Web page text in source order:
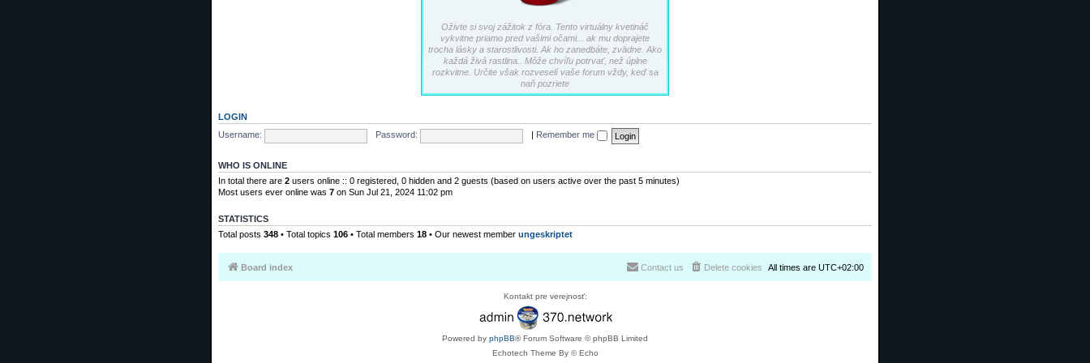
Oživte si svoj zážitok z fóra. Tento virtuálny kvetináč
vykvitne priamo pred vašimi očami... ak mu doprajete
trocha lásky a starostlivosti. Ak ho zanedbáte, zvädne. Ako
každá živá rastlina.. Môže chvíľu potrvať, než úplne
rozkvitne. Určite však rozveselí vaše forum vždy, keď sa
naň pozriete
LOGIN
Username:
Password: Remember me
WHO IS ONLINE
In total there are 2 users online :: 0 registered, 0 hidden and 2 guests (based on users active over the past 5 minutes)
Most users ever online was 7 on Sun Jul 21, 2024 11:02 pm
STATISTICS
Total posts 348 • Total topics 106 • Total members 18 • Our newest member ungeskriptet
Board index All times are UTC+02:00
Delete cookies
Contact us
Kontakt pre verejnosť:
Powered by phpBB® Forum Software © phpBB Limited
Echotech Theme By © Echo